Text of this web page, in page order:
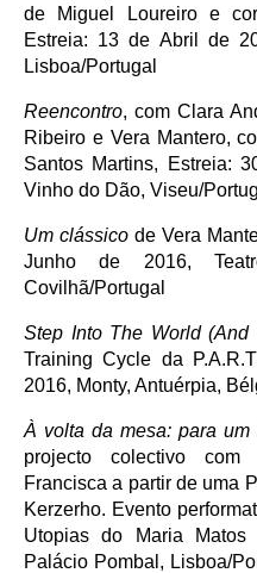
de Miguel Loureiro e
Estreia: 13 de Abril de
Lisboa/Portugal
Reencontro, com Clara
Ribeiro e Vera Mantero,
Santos Martins, Estreia:
Vinho do Dão, Viseu/
Um clássicode Vera
Junho de 2016,
Covilhã/Portugal
Step Into The World (And
Training Cycle da
2016, Monty, Antuérpia,
À volta da mesa: para um
projecto colectivo com
Francisca a partir de uma
Kerzerho. Evento
Utopias do Maria Matos
Palácio Pombal, Lisboa/